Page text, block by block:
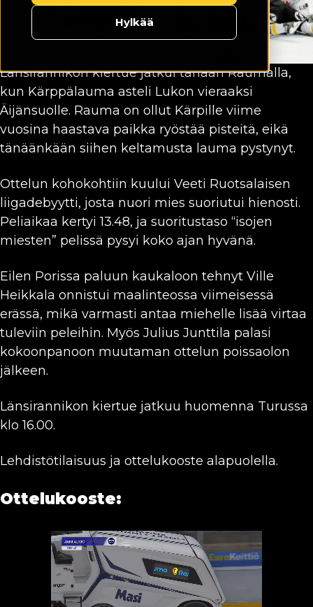
Hylkää
Länsirannikon kiertue jatkui tänään Raumalla,
kun Kärppälauma asteli Lukon vieraaksi
Äijänsuolle. Rauma on ollut Kärpille viime
vuosina haastava paikka ryöstää pisteitä, eikä
tänäänkään siihen keltamusta lauma pystynyt.
Ottelun kohokohtiin kuului Veeti Ruotsalaisen
liigadebyytti, josta nuori mies suoriutui hienosti.
Peliaikaa kertyi 13.48, ja suoritustaso “isojen
miesten” pelissä pysyi koko ajan hyvänä.
Eilen Porissa paluun kaukaloon tehnyt Ville
Heikkala onnistui maalinteossa viimeisessä
erässä, mikä varmasti antaa miehelle lisää virtaa
tuleviin peleihin. Myös Julius Junttila palasi
kokoonpanoon muutaman ottelun poissaolon
jälkeen.
Länsirannikon kiertue jatkuu huomenna Turussa
klo 16.00.
Lehdistötilaisuus ja ottelukooste alapuolella.
Ottelukooste: